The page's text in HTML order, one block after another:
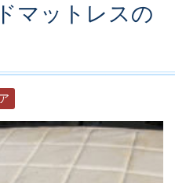
マットレスの